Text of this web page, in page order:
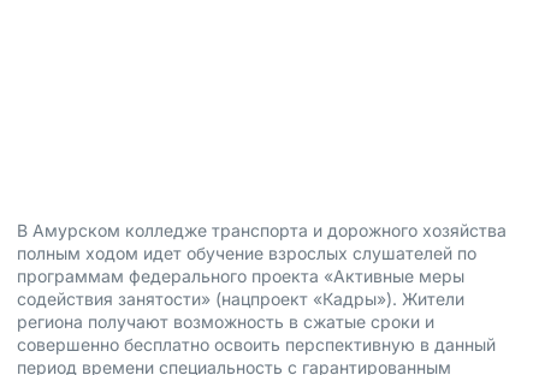
В Амурском колледже транспорта и дорожного хозяйства
полным ходом идет обучение взрослых слушателей по
программам федерального проекта «Активные меры
содействия занятости» (нацпроект «Кадры»). Жители
региона получают возможность в сжатые сроки и
совершенно бесплатно освоить перспективную в данный
период времени специальность с гарантированным